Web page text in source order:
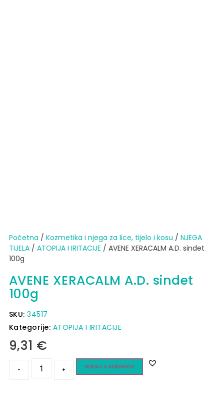
Početna / Kozmetika i njega za lice, tijelo i kosu / NJEGA
TIJELA/ ATOPIJA I IRITACIJE / AVENE XERACALM A.D. sindet
100g
AVENE XERACALM A.D. sindet
100g
SKU:34517
Kategorije: ATOPIJA I IRITACIJE
9,31 €
- + DODAJ U KOŠARICU